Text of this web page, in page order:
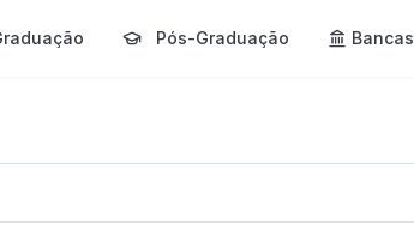
Pós-Graduação Bancas